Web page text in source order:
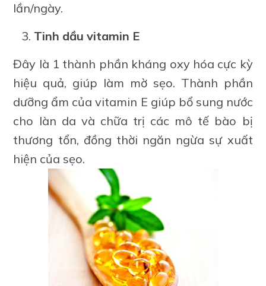
lần/ngày.
Tinh dầu vitamin E
Đây là 1 thành phần kháng oxy hóa cực kỳ
hiệu quả, giúp làm mờ sẹo. Thành phần
dưỡng ẩm của vitamin E giúp bổ sung nước
cho làn da và chữa trị các mô tế bào bị
thương tổn, đồng thời ngăn ngừa sự xuất
hiện của sẹo.